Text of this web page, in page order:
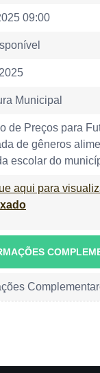
09:00
Municipal
de Preços para
de gêneros
escolar do
aqui para